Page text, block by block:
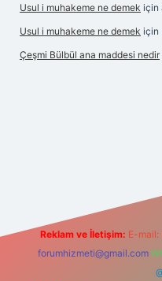
Usul i muhakeme ne demek için
Usul i muhakeme ne demek için
Çeşmi Bülbül ana maddesi nedir
Reklam ve İletişim: E-mail:
forumhizmeti@gmail.com